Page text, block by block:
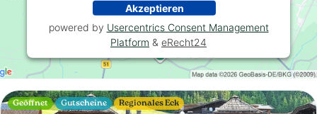
Geöffnet Gutscheine Regionales Eck
Akzeptieren
powered by Usercentrics Consent Management
Platform & eRecht24